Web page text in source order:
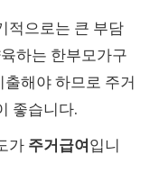
적으로는 큰 부담
하는 한부모가구
해야 하므로 주거
좋습니다.
가 주거급여입니